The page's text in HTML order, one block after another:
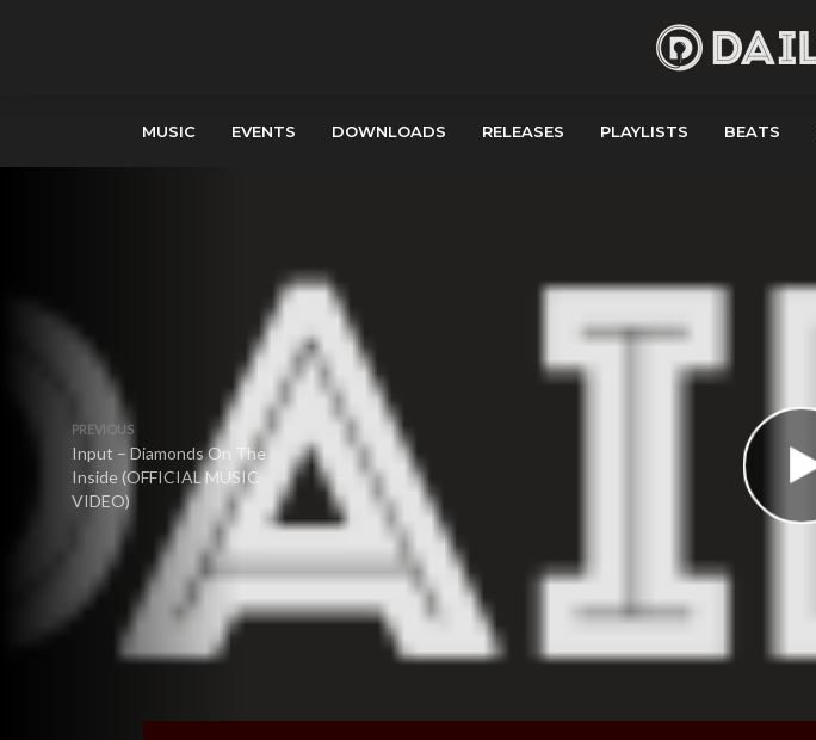
MUSIC EVENTS DOWNLOADS RELEASES PLAYLISTS BEATS
PREVIOUS
Input – Diamonds On The
Inside (OFFICIAL MUSIC
VIDEO)